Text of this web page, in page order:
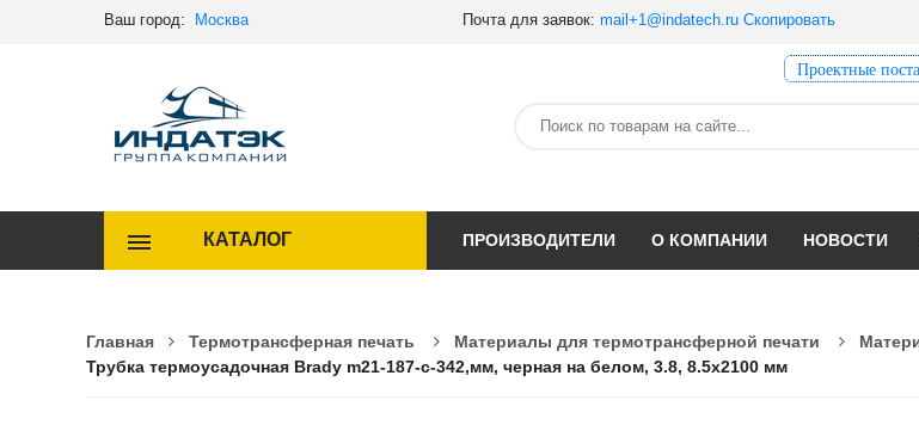
Ваш город: Москва Почта для заявок: mail+1@indatech.ru Скопировать
Проектные
КАТАЛОГ ПРОИЗВОДИТЕЛИ О КОМПАНИИ НОВОСТИ
Главная Термотрансферная печать Материалы для термотрансферной печати
Трубка термоусадочная Brady m21-187-c-342,мм, черная на белом, 3.8, 8.5x2100 мм